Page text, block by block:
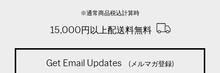
※通常商品税込計算時
15,000円以上配送料無料
Get Email Updates (メルマガ登録)